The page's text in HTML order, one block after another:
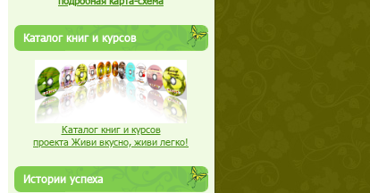
Каталог книг и курсов
Каталог книг и курсов
проекта Живи вкусно, живи легко!
Истории успеха